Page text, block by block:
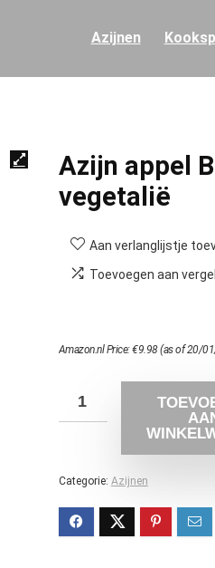
Azijnen
Azijn appel
vegetalië
Aan verlanglijstje
Toevoegen aan
Amazon.nl Price:€9.98(as of 20/
Categorie: Azijnen